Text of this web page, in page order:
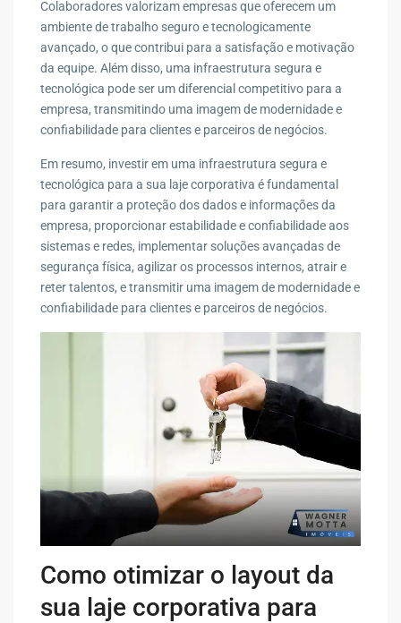
Colaboradores valorizam empresas que oferecem um
ambiente de trabalho seguro e tecnologicamente
avançado, o que contribui para a satisfação e motivação
da equipe. Além disso, uma infraestrutura segura e
tecnológica pode ser um diferencial competitivo para a
empresa, transmitindo uma imagem de modernidade e
confiabilidade para clientes e parceiros de negócios.
Em resumo, investir em uma infraestrutura segura e
tecnológica para a sua laje corporativa é fundamental
para garantir a proteção dos dados e informações da
empresa, proporcionar estabilidade e confiabilidade aos
sistemas e redes, implementar soluções avançadas de
segurança física, agilizar os processos internos, atrair e
reter talentos, e transmitir uma imagem de modernidade e
confiabilidade para clientes e parceiros de negócios.
Como otimizar o layout da
sua laje corporativa para